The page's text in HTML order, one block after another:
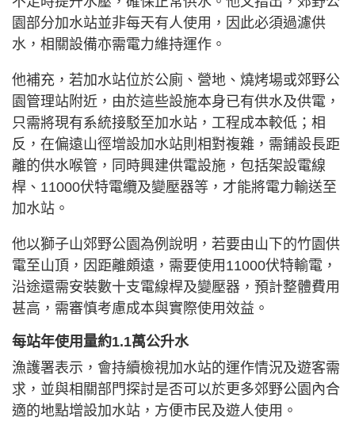
園部分加水站並非每天有人使用，因此必須過濾供
水，相關設備亦需電力維持運作。
他補充，若加水站位於公廁、營地、燒烤場或郊野公
園管理站附近，由於這些設施本身已有供水及供電，
只需將現有系統接駁至加水站，工程成本較低；相
反，在偏遠山徑增設加水站則相對複雜，需鋪設長距
離的供水喉管，同時興建供電設施，包括架設電線
桿、11000伏特電纜及變壓器等，才能將電力輸送至
加水站。
他以獅子山郊野公園為例說明，若要由山下的竹園供
電至山頂，因距離頗遠，需要使用11000伏特輸電，
沿途還需安裝數十支電線桿及變壓器，預計整體費用
甚高，需審慎考慮成本與實際使用效益。
每站年使用量約1.1萬公升水
漁護署表示，會持續檢視加水站的運作情況及遊客需
求，並與相關部門探討是否可以於更多郊野公園內合
適的地點增設加水站，方便市民及遊人使用。